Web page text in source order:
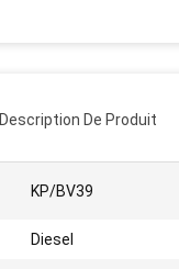
Description De Produit
KP/BV39
Diesel